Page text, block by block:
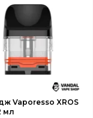
Vaporesso XROS
мл